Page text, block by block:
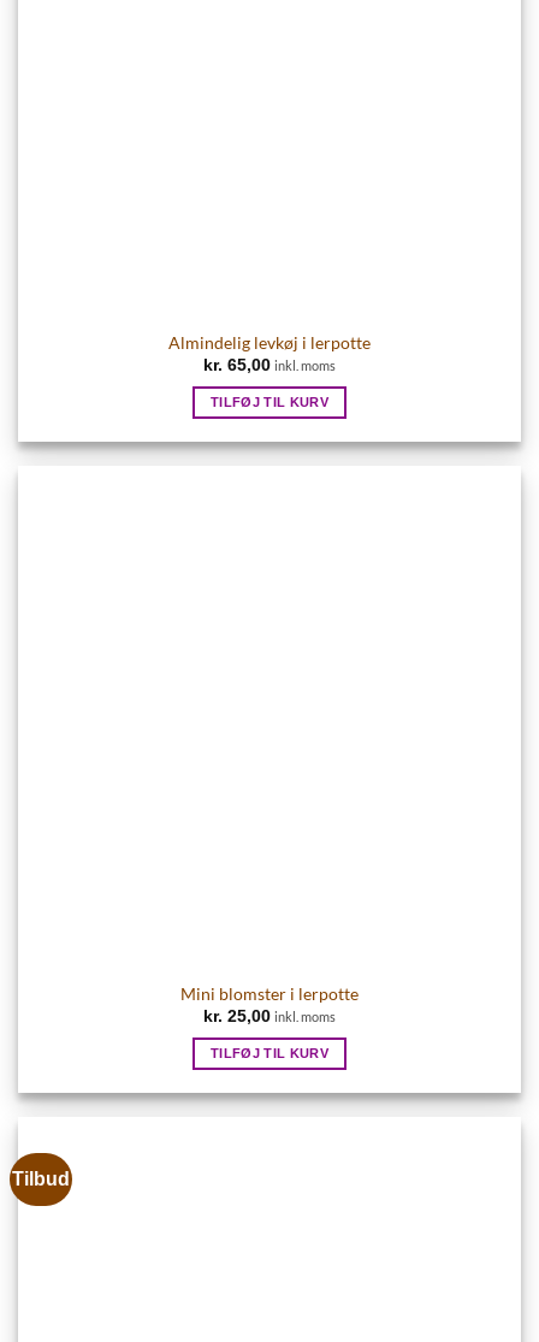
Almindelig levkøj i lerpotte
kr. 65,00 inkl. moms
TILFØJ TIL KURV
Mini blomster i lerpotte
kr. 25,00 inkl. moms
TILFØJ TIL KURV
Tilbud